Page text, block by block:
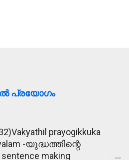
പ്രയോഗം
prayogikkuka
-യുദ്ധത്തിന്റെ
making